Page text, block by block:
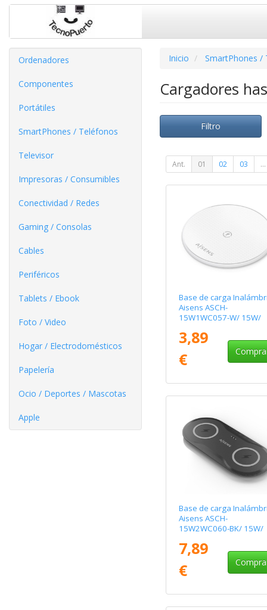
Ordenadores
Componentes
Portátiles
SmartPhones / Teléfonos
Televisor
Impresoras / Consumibles
Conectividad / Redes
Gaming / Consolas
Cables
Periféricos
Tablets / Ebook
Foto / Video
Hogar / Electrodomésticos
Papelería
Ocio / Deportes / Mascotas
Apple
Inicio SmartPhones /
Cargadores
Filtro
Ant. 01 02 03 ...
Base de carga
Aisens ASCH-
15W1WC057-W/ 15W/
3,89
€
Base de carga
Aisens ASCH-
15W2WC060-BK/ 15W/
7,89
€